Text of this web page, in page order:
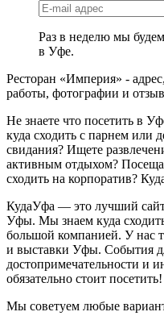
Раз в неделю мы
в Уфе.
Ресторан «Империя» -
работы, фотографии и
Не знаете что посетить в
куда сходить с парнем или
свидания? Ищете
активным отдыхом?
сходить на корпоратив?
КудаУфа — это лучший
Уфы. Мы знаем куда
большой компанией. У нас
и выставки Уфы. События
достопримечательности и
обязательно стоит посетить!
Мы советуем любые